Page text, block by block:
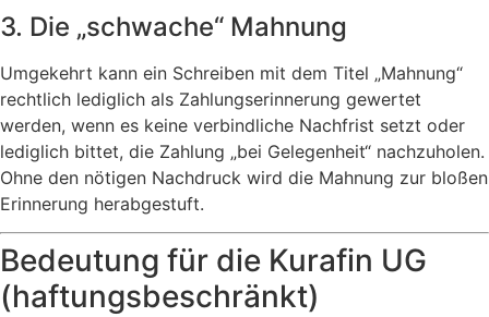
3. Die „schwache“ Mahnung
Umgekehrt kann ein Schreiben mit dem Titel „Mahnung“
rechtlich lediglich als Zahlungserinnerung gewertet
werden, wenn es keine verbindliche Nachfrist setzt oder
lediglich bittet, die Zahlung „bei Gelegenheit“ nachzuholen.
Ohne den nötigen Nachdruck wird die Mahnung zur bloßen
Erinnerung herabgestuft.
Bedeutung für die Kurafin UG
(haftungsbeschränkt)